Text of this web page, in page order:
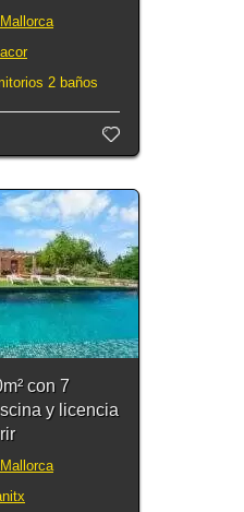
2 baños
con 7
y licencia